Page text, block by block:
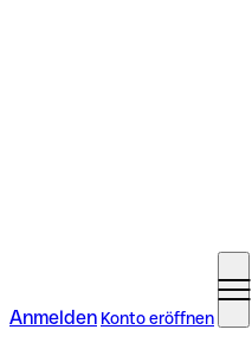
Anmelden Konto eröffnen